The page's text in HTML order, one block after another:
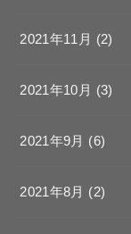
2021年11月 (2)
2021年10月 (3)
2021年9月 (6)
2021年8月 (2)